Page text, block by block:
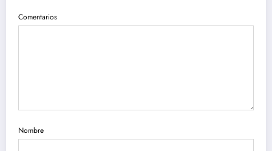
Comentarios
Nombre